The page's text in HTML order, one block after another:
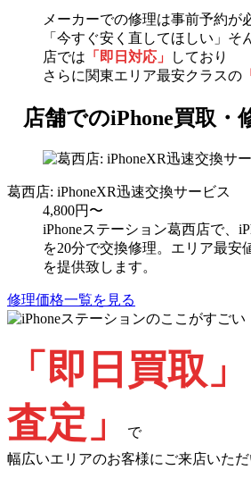
メーカーでの修理は事前予約が
「今すぐ安く直してほしい」そ
店では 「即日対応」
しており
さらに関東エリア最安クラスの
店舗でのiPhone買取・
葛西店: iPhoneXR迅速交換サービス
4,800円〜
iPhoneステーション葛西店で、
を20分で交換修理。エリア最安
を提供致します。
修理価格一覧を見る
「即日買取」
査定」
で
幅広いエリアのお客様にご来店いただ